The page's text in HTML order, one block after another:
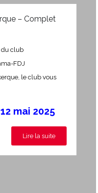
– Complet
du club
FDJ
le club vous
mai 2025
Lire la suite